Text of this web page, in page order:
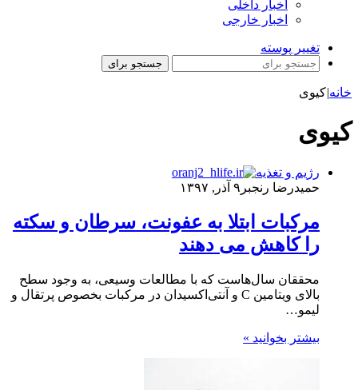
اخبار داخلی
اخبار خارجی
تغییر پوسته
جستجو برای
خانه|کیوی
کیوی
رژیم و تغذیه
حمیدرضا رنجبر ۹ آذر, ۱۳۹۷
مرکبات ابتلا به عفونت، سرطان و سکته
را کاهش می دهند
محققان سال‌هاست که با مطالعات وسیعی، به وجود سطح
بالای ویتامین C و آنتی‌اکسیدان در مرکبات بخصوص پرتقال و
لیمو…
بیشتر بخوانید »